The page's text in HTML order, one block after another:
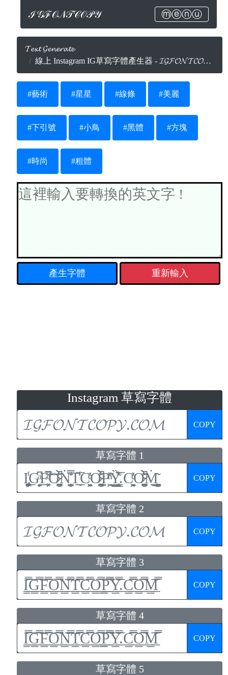
ℐ𝒢ℱ𝒪𝒩𝒯𝒞𝒪𝒫𝒴 ⓜⓔⓝⓤ
𝓣𝓮𝔁𝓽 𝓖𝓮𝓷𝓮𝓻𝓪𝓽𝓮
線上 Instagram IG草寫字體產生器 - 𝓘𝓖𝓕𝓞𝓝𝓣𝓒𝓞𝓟𝓨.𝓒𝓞𝓜
#藝術 #星星 #線條 #美麗
#下引號 #小鳥 #黑體 #方塊
#時尚 #粗體
重新輸入
Instagram 草寫字體
COPY
草寫字體 1
COPY
草寫字體 2
COPY
草寫字體 3
COPY
草寫字體 4
COPY
草寫字體 5